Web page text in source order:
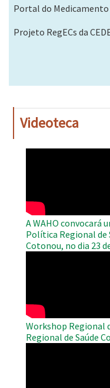
Portal do Medicamento
Projeto RegECs da
Videoteca
A WAHO convocará
Política Regional de
Cotonou, no dia 23
Workshop Regional
Regional de Saúde